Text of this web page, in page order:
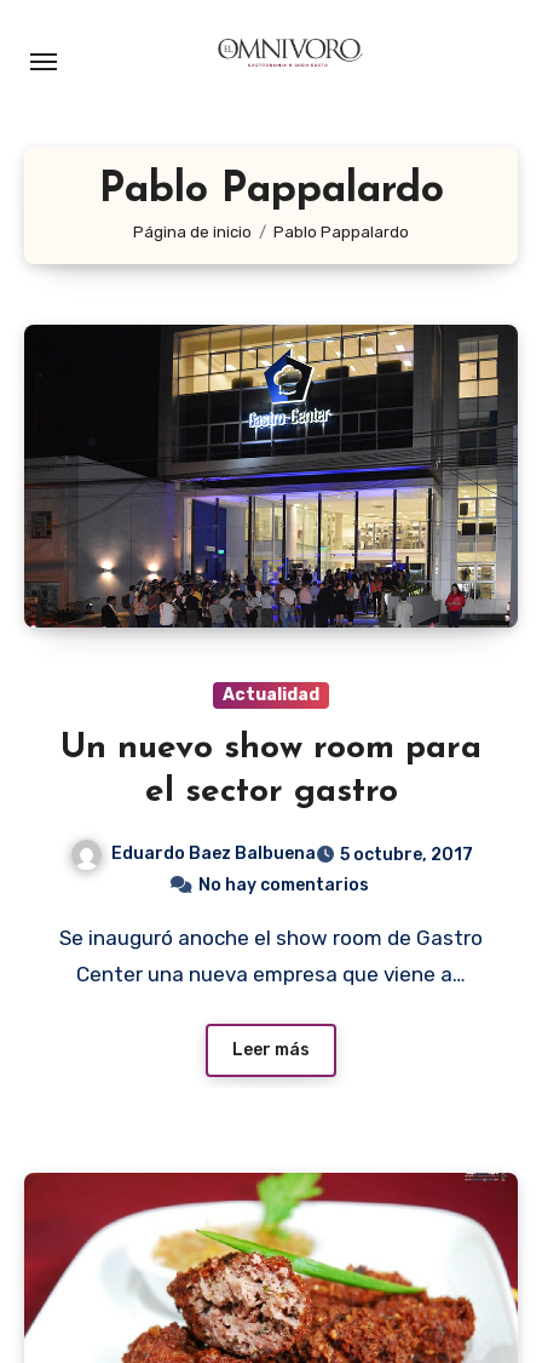
Pablo Pappalardo
Página de inicio Pablo Pappalardo
Actualidad
Un nuevo show room para
el sector gastro
Eduardo Baez Balbuena
5 octubre, 2017
No hay comentarios
Se inauguró anoche el show room de Gastro
Center una nueva empresa que viene a…
Leer más